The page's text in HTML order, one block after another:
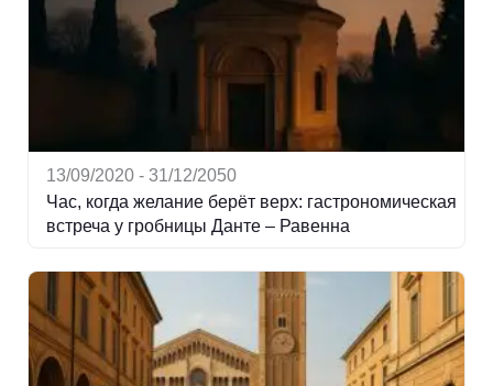
13/09/2020 - 31/12/2050
Час, когда желание берёт верх: гастрономическая
встреча у гробницы Данте – Равенна